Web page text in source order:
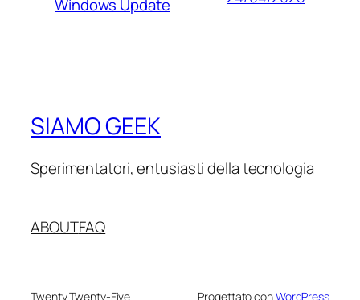
Windows Update
SIAMO GEEK
Sperimentatori, entusiasti della tecnologia
ABOUTFAQ
Twenty Twenty-Five Progettato conWordPress